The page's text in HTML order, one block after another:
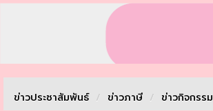
ข่าวประชาสัมพันธ์ / ข่าวภาษี / ข่าวกิจกรรม